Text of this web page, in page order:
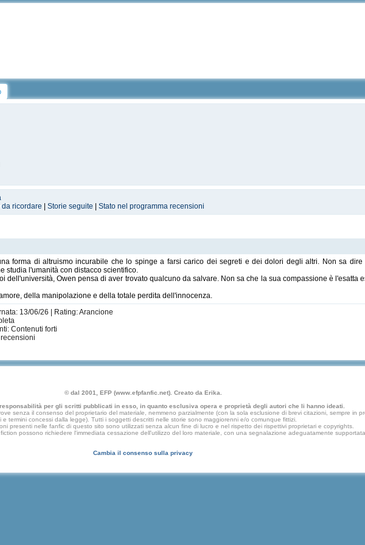
da ricordare |Storie seguite |Stato nel programma recensioni
forma di altruismo incurabile che lo spinge a farsi carico dei segreti e dei dolori degli altri. Non sa
studia l'umanità con distacco scientifico.
dell'università, Owen pensa di aver trovato qualcuno da salvare. Non sa che la sua compassione è l'esatta
della manipolazione e della totale perdita dell'innocenza.
13/06/26 | Rating: Arancione
Contenuti forti
recensioni
© dal 2001, EFP (www.efpfanfic.net). Creato da Erika.
per gli scritti pubblicati in esso, in quanto esclusiva opera e proprietà degli autori che li hanno ideati.
senza il consenso del proprietario del materiale, nemmeno parzialmente (con la sola esclusione di brevi citazioni, sempre in
e termini concessi dalla legge). Tutti i soggetti descritti nelle storie sono maggiorenni e/o comunque fittizi.
presenti nelle fanfic di questo sito sono utilizzati senza alcun fine di lucro e nel rispetto dei rispettivi proprietari e copyrights.
possono richiedere l'immediata cessazione dell'utilizzo del loro materiale, con una segnalazione adeguatamente
Cambia il consenso sulla privacy